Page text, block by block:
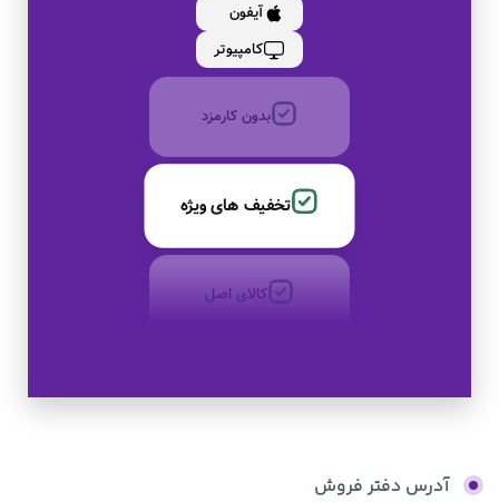
آیفون
کامپیوتر
به صورت اقساط
بدون کارمزد
تخفیف های ویژه
کالای اصل
آدرس دفتر فروش